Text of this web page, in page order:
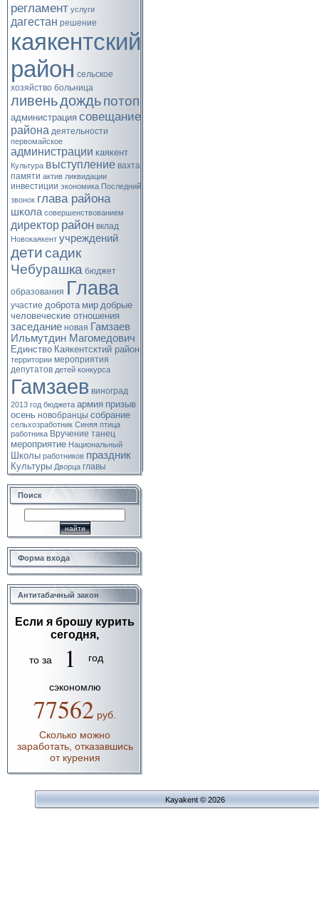
регламент услуги
дагестан решение
каякентский
район сельское
хозяйство больница
ливеньдождьпотоп
администрация совещание
района деятельности
первомайское
администрации каякент
Культура выступление вахта
памяти актив ликвидации
инвестиции экономика Последний
звонок глава района
школа совершенствованием
директор район вклад
Новокаякент учреждений
детисадик
Чебурашка бюджет
образования Глава
участие доброта мир добрые
человеческие отношения
заседание новая Гамзаев
Ильмутдин Магомедович
Единство Каякентсктий район
территории мероприятия
депутатов детей конкурса
Гамзаев виноград
2013 год бюджета армия призыв
осень новобранцы собрание
сельхозработник Синяя птица
работника Вручение танец
мероприятие Национальный
Школы работников праздник
Культуры Дворца главы
Поиск
Форма входа
Антитабачный закон
Если я брошу курить
сегодня,
то за 1 год
сэкономлю
77562 руб.
Сколько можно
заработать, отказавшись
от курения
Kayakent © 2026